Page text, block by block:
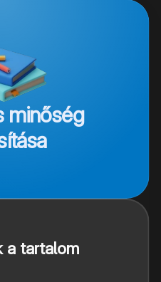
a tartalom
minőség